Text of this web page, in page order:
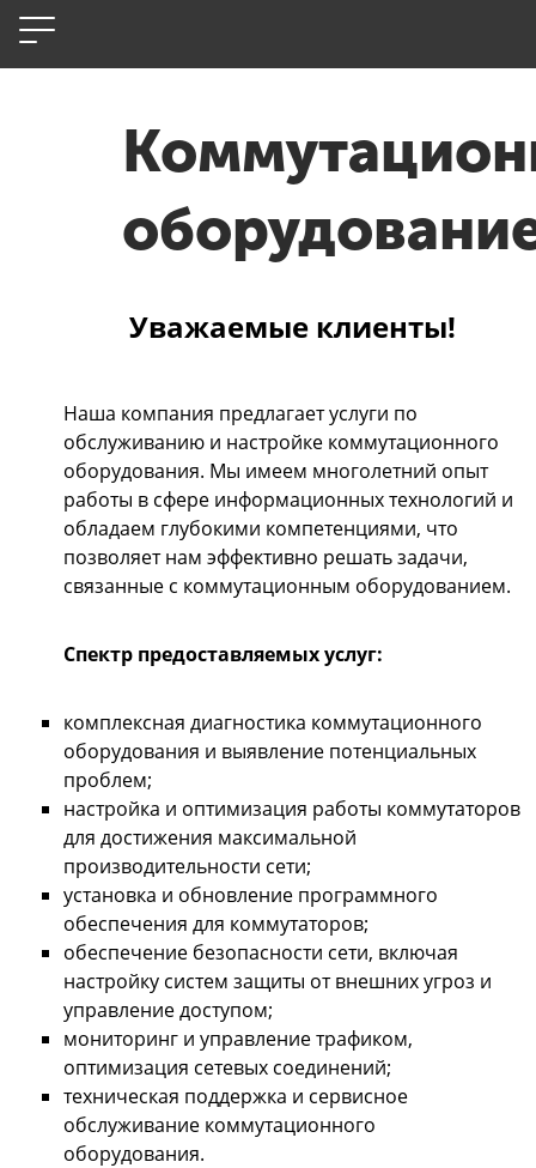
Уважаемые клиенты!
Наша компания предлагает услуги по
обслуживанию и настройке коммутационного
оборудования. Мы имеем многолетний опыт
работы в сфере информационных технологий и
обладаем глубокими компетенциями, что
позволяет нам эффективно решать задачи,
связанные с коммутационным оборудованием.
Спектр предоставляемых услуг:
комплексная диагностика коммутационного
оборудования и выявление потенциальных
проблем;
настройка и оптимизация работы коммутаторов
для достижения максимальной
производительности сети;
установка и обновление программного
обеспечения для коммутаторов;
обеспечение безопасности сети, включая
настройку систем защиты от внешних угроз и
управление доступом;
мониторинг и управление трафиком,
оптимизация сетевых соединений;
техническая поддержка и сервисное
обслуживание коммутационного
оборудования.